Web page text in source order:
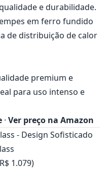
e durabilidade.
em ferro fundido
de distribuição de calor
premium e
para uso intenso e
· Ver preço na Amazon
- Design Sofisticado
1.079)